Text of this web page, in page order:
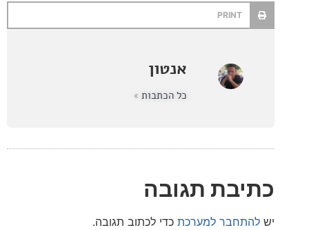
אנטון
תגובה
למערכתכדי לכתוב תגובה.